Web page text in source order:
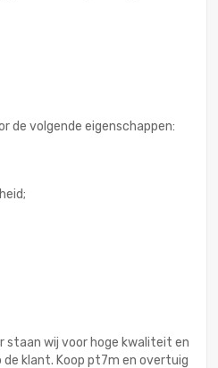
de volgende eigenschappen:
staan wij voor hoge kwaliteit en
klant. Koop pt7m en overtuig